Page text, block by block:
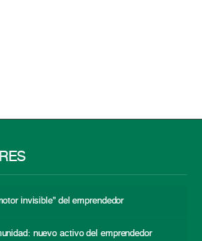
invisible” del emprendedor
nuevo activo del emprendedor